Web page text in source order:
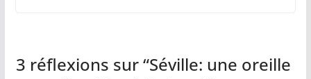
3 réflexions sur “Séville: une oreille